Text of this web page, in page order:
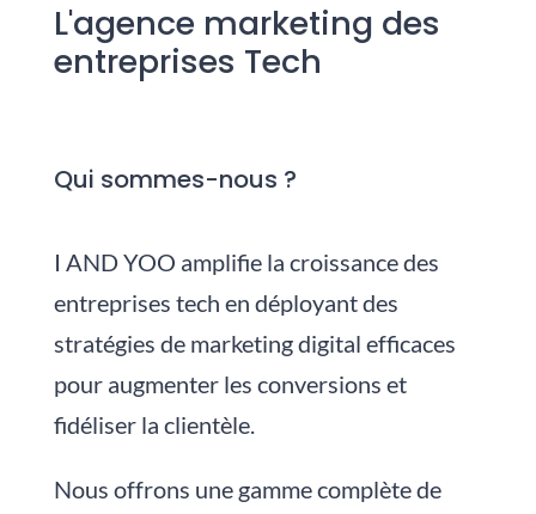
L'agence marketing des
entreprises Tech
Qui sommes-nous ?
I AND YOO amplifie la croissance des
entreprises tech en déployant des
stratégies de marketing digital efficaces
pour augmenter les conversions et
fidéliser la clientèle.
Nous offrons une gamme complète de